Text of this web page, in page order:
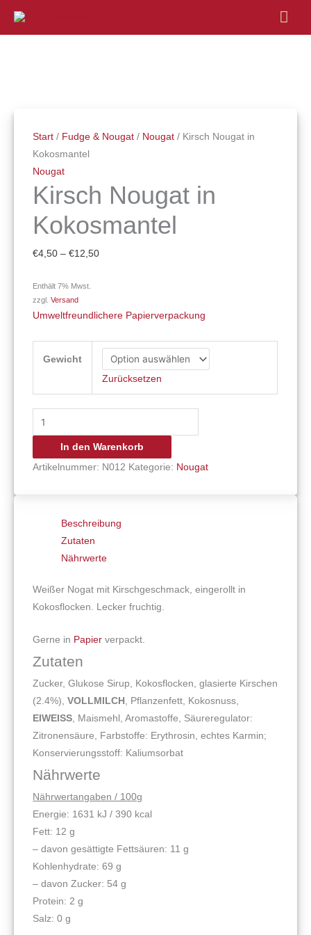
Start / Fudge & Nougat / Nougat / Kirsch Nougat in
Kokosmantel
Nougat
Kirsch Nougat in
Kokosmantel
€4,50 –€12,50
€12,50
Enthält 7% Mwst.
zzgl.Versand
Umweltfreundlichere Papierverpackung
Gewicht
Zurücksetzen
Kokosmantel
Menge
In den Warenkorb
Artikelnummer: N012 Kategorie: Nougat
Beschreibung
Zutaten
Nährwerte
Weißer Nogat mit Kirschgeschmack, eingerollt in
Kokosflocken. Lecker fruchtig.
Gerne in Papier verpackt.
Zutaten
Zucker, Glukose Sirup, Kokosflocken, glasierte Kirschen
(2.4%),VOLLMILCH
, Pflanzenfett, Kokosnuss,
EIWEISS , Maismehl, Aromastoffe, Säureregulator:
Zitronensäure, Farbstoffe: Erythrosin, echtes Karmin;
Konservierungsstoff: Kaliumsorbat
Nährwerte
Nährwertangaben / 100g
Energie: 1631 kJ / 390 kcal
Fett: 12 g
– davon gesättigte Fettsäuren: 11 g
Kohlenhydrate: 69 g
– davon Zucker: 54 g
Protein: 2 g
Salz: 0 g